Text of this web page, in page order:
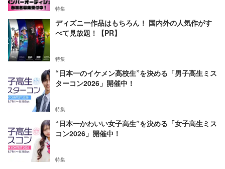
特集
ディズニー作品はもちろん！ 国内外の人気作がす
べて見放題！【PR】
特集
“日本一のイケメン高校生”を決める「男子高生ミス
ターコン2026」開催中！
特集
“日本一かわいい女子高生”を決める「女子高生ミス
コン2026」開催中！
特集